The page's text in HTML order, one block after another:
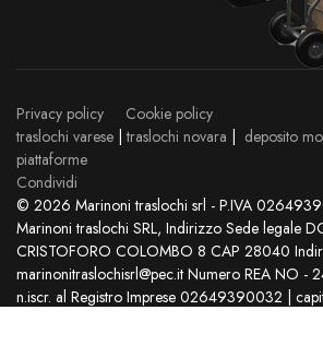
Privacy policy
Cookie policy
traslochi varese |traslochi novara
deposito
piattaforme
Condividi
© 2026 Marinoni traslochi srl - P.IVA
Marinoni traslochi SRL, Indirizzo Sede legale
CRISTOFORO COLOMBO 8 CAP 28040
marinonitraslochisrl@pec.it Numero REA NO -
n.iscr. al Registro Imprese 02649390032 |